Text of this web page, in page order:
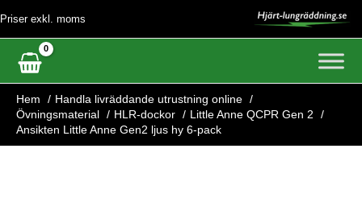
innehåll
Priser exkl. moms
Hem
Handla livräddande utrustning online
Övningsmaterial
HLR-dockor
Little Anne QCPR Gen 2
Ansikten Little Anne Gen2 ljus hy 6-pack